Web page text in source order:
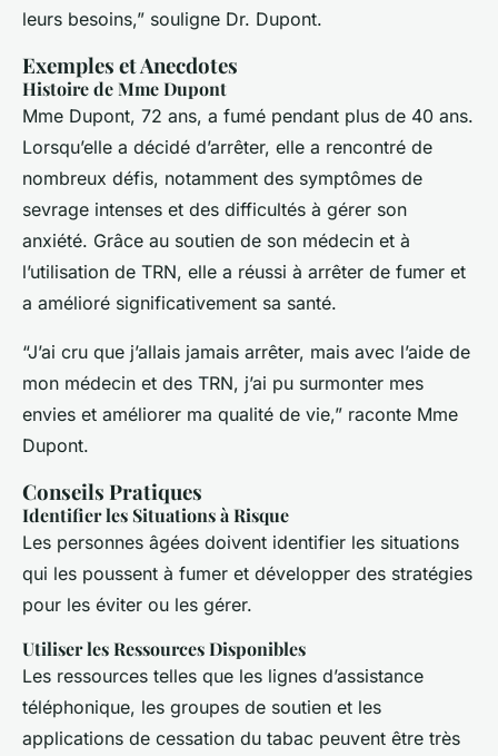
leurs besoins,” souligne Dr. Dupont.
Exemples et Anecdotes
Histoire de Mme Dupont
Mme Dupont, 72 ans, a fumé pendant plus de 40 ans.
Lorsqu’elle a décidé d’arrêter, elle a rencontré de
nombreux défis, notamment des symptômes de
sevrage intenses et des difficultés à gérer son
anxiété. Grâce au soutien de son médecin et à
l’utilisation de TRN, elle a réussi à arrêter de fumer et
a amélioré significativement sa santé.
“J’ai cru que j’allais jamais arrêter, mais avec l’aide de
mon médecin et des TRN, j’ai pu surmonter mes
envies et améliorer ma qualité de vie,” raconte Mme
Dupont.
Conseils Pratiques
Identifier les Situations à Risque
Les personnes âgées doivent identifier les situations
qui les poussent à fumer et développer des stratégies
pour les éviter ou les gérer.
Utiliser les Ressources Disponibles
Les ressources telles que les lignes d’assistance
téléphonique, les groupes de soutien et les
applications de cessation du tabac peuvent être très